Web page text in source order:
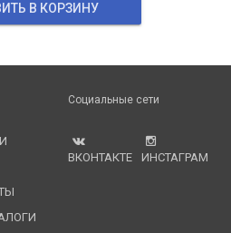
В КОРЗИНУ
Социальные сети
ВКОНТАКТЕ ИНСТАГРАМ